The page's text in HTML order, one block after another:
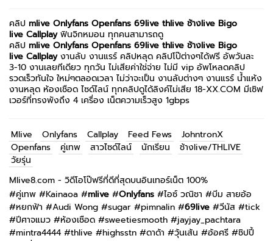
คลิป mlive Onlyfans Openfans 69live thlive ช้างlive Bigo
live Callplayฟินจิกหมอน ทุกคนสามารถดู
คลิป mlive Onlyfans Openfans 69live thlive ช้างlive Bigo
live Callplayงานลับ งานแรร์ คลิปหลุด คลิปโป๊ต่างๆได้ฟรี อัพวันละ
3-10 งานเลยทีเดียว ทุกวัน ไม่เสียค่าใช่จ่าย ไม่มี vip อัพโหลดคลิป
รวดเร็วทันใจ ใหม่ๆตลอดเวลา ไม่ว่าจะเป็น งานลับต่างๆ งานแรร์ น้ำแห้ง
งานหลุด ห้องเชือด ไซด์ไลน์ ทุกคลิปดูได้ลิงค์ไม่เสีย 18-XX.COM มีเซิฟ
เวอร์ที่ทรงพังถึง 4 เครื่อง เน็ตความเร็วสูง 1gbps
Mlive Onlyfans Callplay Feed Fews
JohntronX
Openfans
คู่เทพ สาวไซด์ไลน์ นักเรียน
ช้างlive/THLIVE
วัยรุ่น
Mlive8.com - วิดีโอโป๊ฟรีที่ดีที่สุดบนอินเทอร์เน็ต 100%
#คู่เทพ #Kainaoa #mlive #Onlyfans #ไอซ์ วณิชา #บีม สายอ้อ
#หยกฟ้า #Audi Wong #sugar #pimnalin #69live #วีนัส #tick
#ปีศาจแมว #ห้องเชือด #sweetiesmooth #jayjay_pachtara
#mintra4444 #thlive #highsstn #ดาด้า #วุ้นเส้น #อ้อศรี #ชิปปี้